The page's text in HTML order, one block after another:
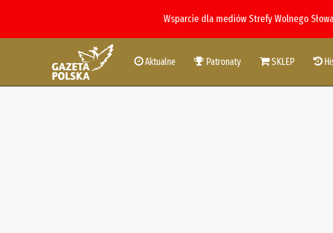
Wsparcie dla mediów Strefy Wolnego
Aktualne Patronaty SKLEP